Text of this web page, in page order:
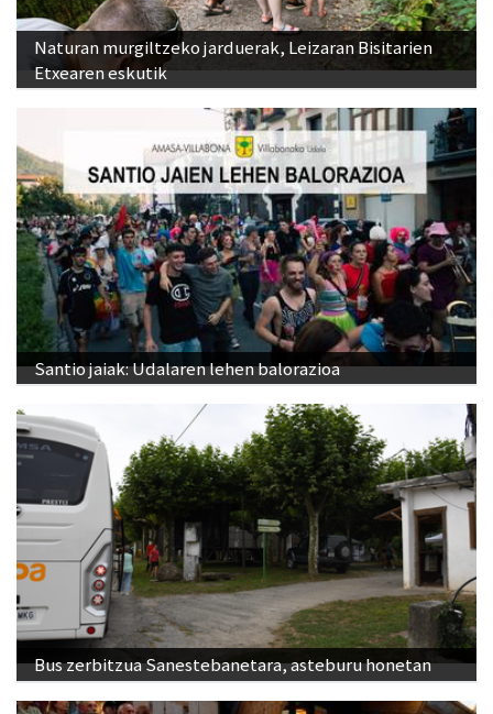
Naturan murgiltzeko jarduerak, Leizaran Bisitarien
Etxearen eskutik
Santio jaiak: Udalaren lehen balorazioa
Bus zerbitzua Sanestebanetara, asteburu honetan